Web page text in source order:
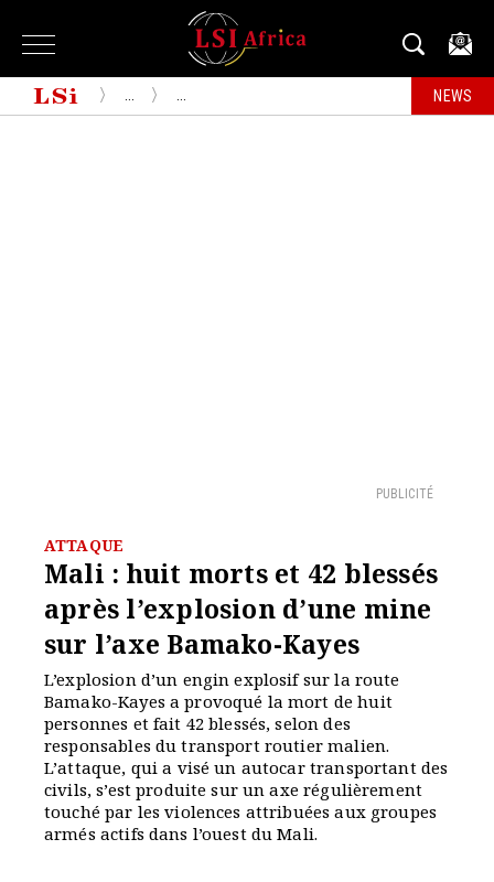
NEWS
PUBLICITÉ
ATTAQUE
Mali : huit morts et 42 blessés
après l’explosion d’une mine
sur l’axe Bamako-Kayes
L’explosion d’un engin explosif sur la route
Bamako-Kayes a provoqué la mort de huit
personnes et fait 42 blessés, selon des
responsables du transport routier malien.
L’attaque, qui a visé un autocar transportant des
civils, s’est produite sur un axe régulièrement
touché par les violences attribuées aux groupes
armés actifs dans l’ouest du Mali.